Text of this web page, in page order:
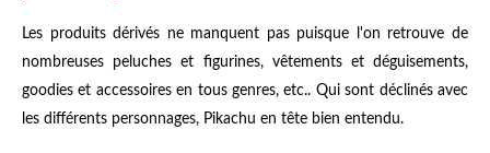
Les produits dérivés ne manquent pas puisque l'on retrouve de
nombreuses peluches et figurines, vêtements et déguisements,
goodies et accessoires en tous genres, etc.. Qui sont déclinés avec
les différents personnages, Pikachu en tête bien entendu.